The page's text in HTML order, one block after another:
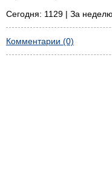
Сегодня: 1129 | За
Комментарии (0)